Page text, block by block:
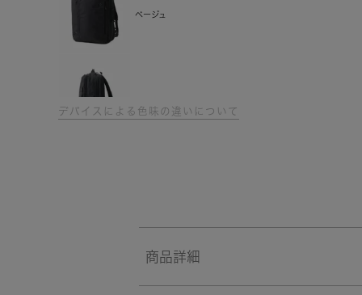
ベージュ
デバイスによる色味の違いについて
商品詳細